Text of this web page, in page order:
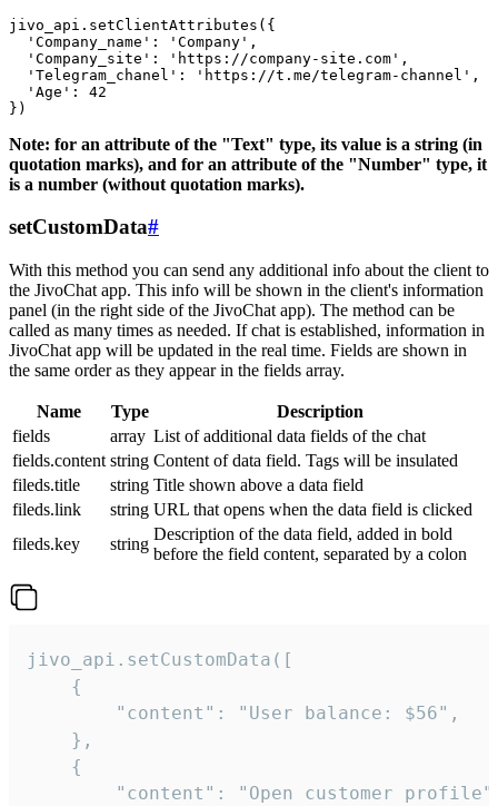
jivo_api.setClientAttributes({
  'Company_name': 'Company',
  'Company_site': 'https://company-site.com',
  'Telegram_chanel': 'https://t.me/telegram-channel',
  'Age': 42
Note: for an attribute of the "Text" type, its value is a string (in
quotation marks), and for an attribute of the "Number" type, it
is a number (without quotation marks).
setCustomData#
With this method you can send any additional info about the client to
the JivoChat app. This info will be shown in the client's information
panel (in the right side of the JivoChat app). The method can be
called as many times as needed. If chat is established, information in
JivoChat app will be updated in the real time. Fields are shown in
the same order as they appear in the fields array.
Name Type
Description
fields
array List of additional data fields of the chat
fields.content string Content of data field. Tags will be insulated
fileds.title
string Title shown above a data field
fileds.link
string URL that opens when the data field is clicked
fileds.key
string
Description of the data field, added in bold
before the field content, separated by a colon
jivo_api.setCustomData([
    {
        "content": "User balance: $56",
    },
    {
"content": "Open customer